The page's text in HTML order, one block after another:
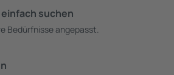
suchen
Bedürfnisse angepasst.